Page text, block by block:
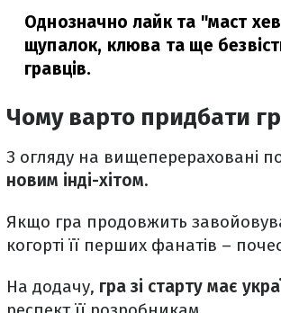
Однозначно лайк та "маст
щупалок, клюва та ще
гравців.
Чому варто придбати
З огляду на вищеперераховані
новим інді-хітом.
Якщо гра продовжить
когорті її перших фанатів –
На додачу, гра зі старту має